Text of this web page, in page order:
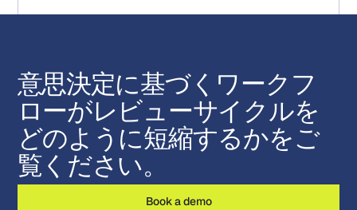
意思決定に基づくワークフ
ローがレビューサイクルを
どのように短縮するかをご
覧ください。
Book a demo